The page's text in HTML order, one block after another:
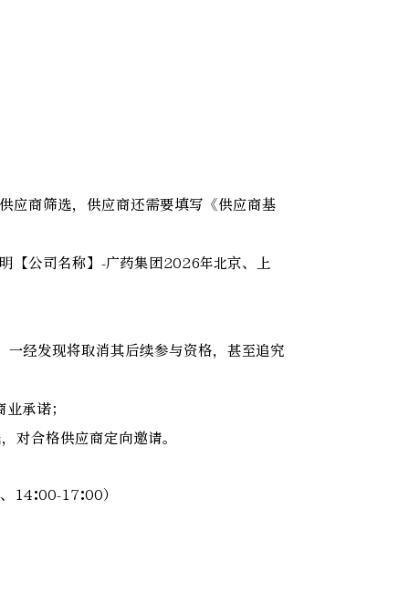
应商筛选，供应商还需要填写《供应商基
【公司名称】-广药集团2026年北京、上
经发现将取消其后续参与资格，甚至追究
承诺；
对合格供应商定向邀请。
14:00-17:00）